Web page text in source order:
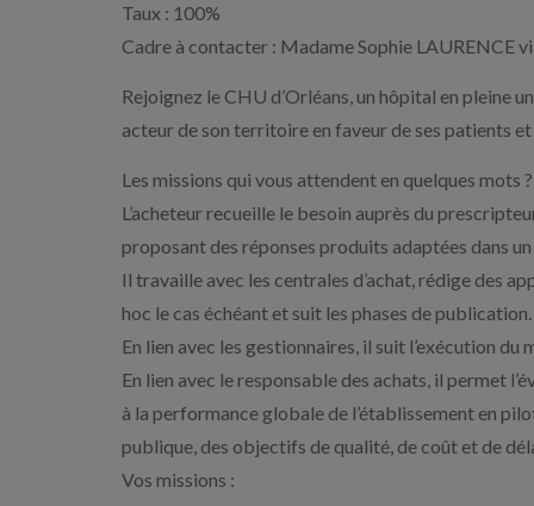
Taux : 100%
Cadre à contacter : Madame Sophie LAURENCE
Rejoignez le CHU d’Orléans, un hôpital en pleine
acteur de son territoire en faveur de ses patients
Les missions qui vous attendent en quelques mots ?
L’acheteur recueille le besoin auprès du
proposant des réponses produits adaptées dans
Il travaille avec les centrales d’achat, rédige des
hoc le cas échéant et suit les phases de publication.
En lien avec les gestionnaires, il suit l’exécution du
En lien avec le responsable des achats, il permet
à la performance globale de l’établissement en
publique, des objectifs de qualité, de coût et de
Vos missions :